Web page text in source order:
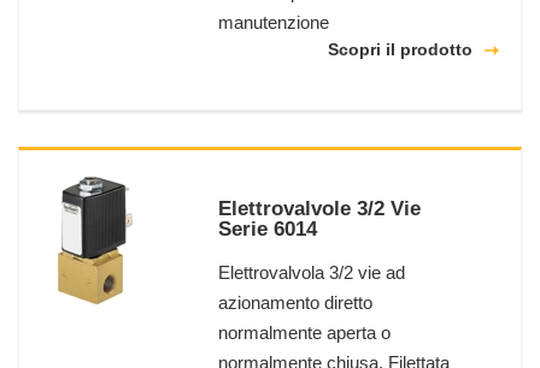
manutenzione
Scopri il prodotto
Elettrovalvole 3/2 Vie
Serie 6014
Elettrovalvola 3/2 vie ad
azionamento diretto
normalmente aperta o
normalmente chiusa. Filettata